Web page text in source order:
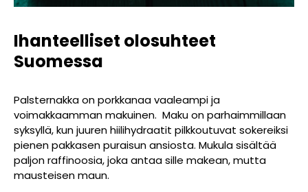
Ihanteelliset olosuhteet
Suomessa
Palsternakka on porkkanaa vaaleampi ja
voimakkaamman makuinen. Maku on parhaimmillaan
syksyllä, kun juuren hiilihydraatit pilkkoutuvat sokereiksi
pienen pakkasen puraisun ansiosta. Mukula sisältää
paljon raffinoosia, joka antaa sille makean, mutta
mausteisen maun.